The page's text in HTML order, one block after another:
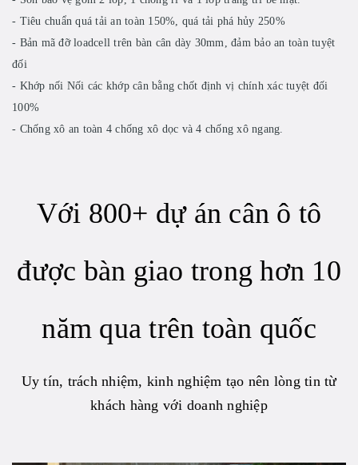
- Tiêu chuẩn quá tải an toàn 150%, quá tải phá hủy 250%
- Bản mã đỡ loadcell trên bàn cân dày 30mm, đảm bảo an toàn tuyệt
đối
- Khớp nối Nối các khớp cân bằng chốt định vị chính xác tuyệt đối
100%
- Chống xô an toàn 4 chống xô dọc và 4 chống xô ngang.
Với 800+ dự án cân ô tô
được bàn giao trong hơn 10
năm qua trên toàn quốc
Uy tín, trách nhiệm, kinh nghiệm tạo nên lòng tin từ
khách hàng với doanh nghiệp